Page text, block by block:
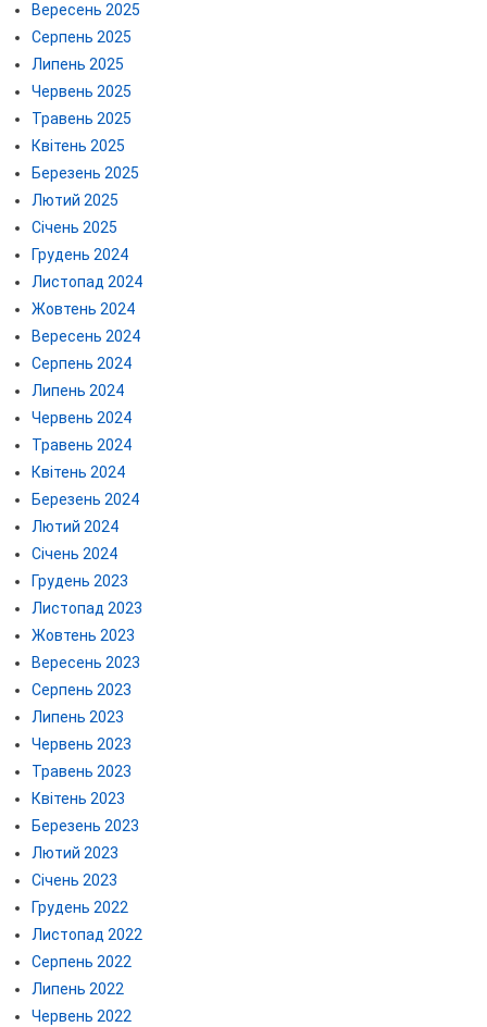
Вересень 2025
Серпень 2025
Липень 2025
Червень 2025
Травень 2025
Квітень 2025
Березень 2025
Лютий 2025
Січень 2025
Грудень 2024
Листопад 2024
Жовтень 2024
Вересень 2024
Серпень 2024
Липень 2024
Червень 2024
Травень 2024
Квітень 2024
Березень 2024
Лютий 2024
Січень 2024
Грудень 2023
Листопад 2023
Жовтень 2023
Вересень 2023
Серпень 2023
Липень 2023
Червень 2023
Травень 2023
Квітень 2023
Березень 2023
Лютий 2023
Січень 2023
Грудень 2022
Листопад 2022
Серпень 2022
Липень 2022
Червень 2022